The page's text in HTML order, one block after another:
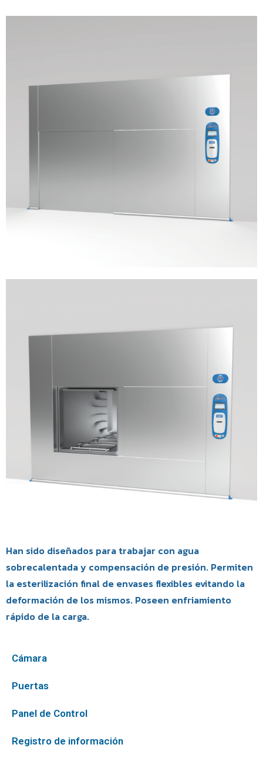
Han sido diseñados para trabajar con agua
sobrecalentada y compensación de presión. Permiten
la esterilización final de envases flexibles evitando la
deformación de los mismos. Poseen enfriamiento
rápido de la carga.
Cámara
Puertas
Panel de Control
Registro de información